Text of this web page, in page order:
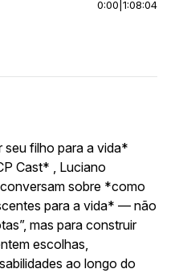
0:00 1:08:04
seu filho para a vida*
Cast* , Luciano
sobre *como
para a vida* — não
mas para construir
escolhas,
ao longo do